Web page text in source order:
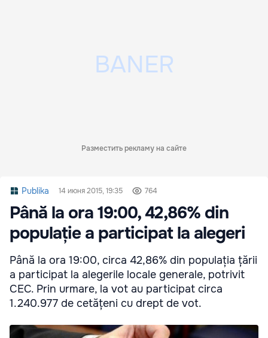
Разместить рекламу на сайте
Publika 14 июня 2015, 19:35 764
Până la ora 19:00, 42,86% din
populație a participat la alegeri
Până la ora 19:00, circa 42,86% din populația țării
a participat la alegerile locale generale, potrivit
CEC. Prin urmare, la vot au participat circa
1.240.977 de cetățeni cu drept de vot.